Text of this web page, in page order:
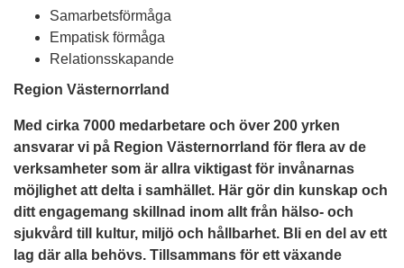
Samarbetsförmåga
Empatisk förmåga
Relationsskapande
Region Västernorrland
Med cirka 7000 medarbetare och över 200 yrken
ansvarar vi på Region Västernorrland för flera av de
verksamheter som är allra viktigast för invånarnas
möjlighet att delta i samhället. Här gör din kunskap och
ditt engagemang skillnad inom allt från hälso- och
sjukvård till kultur, miljö och hållbarhet. Bli en del av ett
lag där alla behövs. Tillsammans för ett växande